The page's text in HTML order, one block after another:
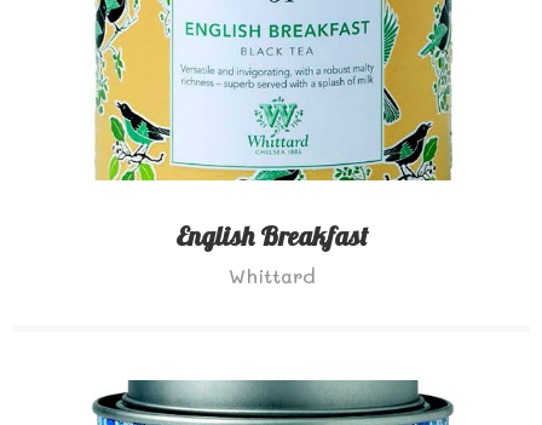
English Breakfast
Whittard